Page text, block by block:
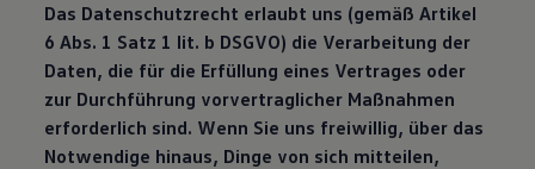
Das Datenschutzrecht erlaubt uns (gemäß Artikel
6 Abs. 1 Satz 1 lit. b DSGVO) die Verarbeitung der
Daten, die für die Erfüllung eines Vertrages oder
zur Durchführung vorvertraglicher Maßnahmen
erforderlich sind. Wenn Sie uns freiwillig, über das
Notwendige hinaus, Dinge von sich mitteilen,